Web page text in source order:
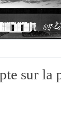
sur la